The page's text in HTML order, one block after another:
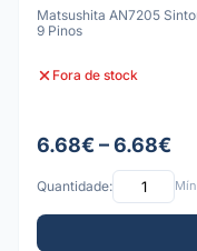
Matsushita AN7205
9 Pinos
Fora de stock
6.68€ – 6.68€
Quantidade: